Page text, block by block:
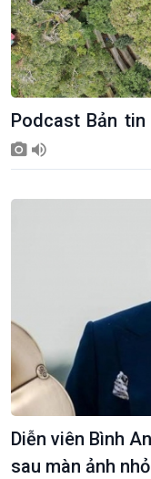
Podcast Bản
Diễn viên Bình
sau màn ảnh nhỏ